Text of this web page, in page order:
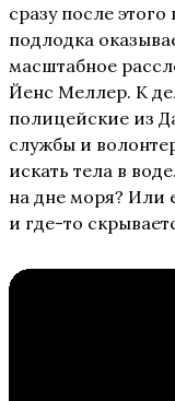
сразу после
подлодка
масштабное
Йенс Меллер. К
полицейские из
службы и
искать тела в
на дне моря? Или
и где-то